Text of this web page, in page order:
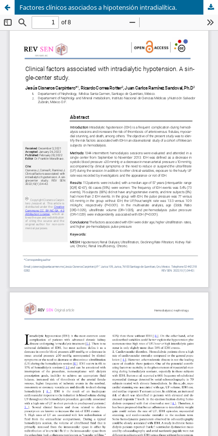
Factores clínicos asociados a hipotensión intradialítica.